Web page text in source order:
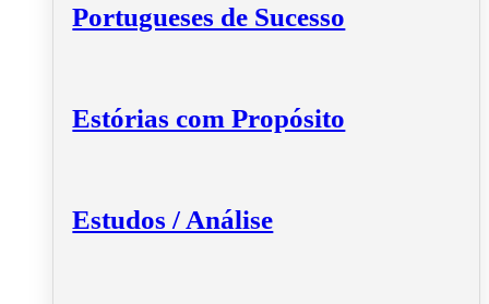
Portugueses de Sucesso
Estórias com Propósito
Estudos / Análise